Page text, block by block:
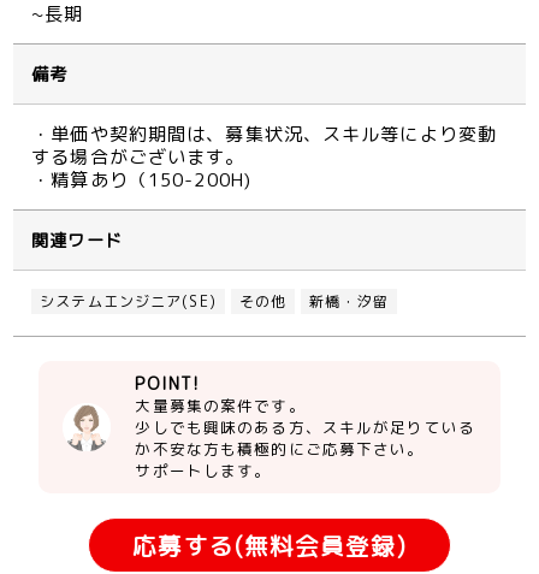
~長期
備考
・単価や契約期間は、募集状況、スキル等により変動
する場合がございます。
・精算あり（150-200H)
関連ワード
システムエンジニア(SE) その他 新橋・汐留
POINT!
大量募集の案件です。
少しでも興味のある方、スキルが足りている
か不安な方も積極的にご応募下さい。
サポートします。
応募する(無料会員登録)